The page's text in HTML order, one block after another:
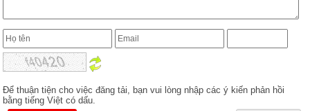
Để thuận tiện cho việc đăng tải, bạn vui lòng nhập các ý kiến phản hồi
bằng tiếng Việt có dấu.